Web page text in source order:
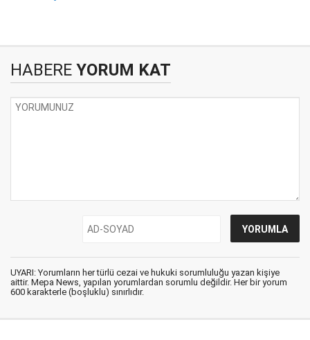
HABERE YORUM KAT
UYARI: Yorumların her türlü cezai ve hukuki sorumluluğu yazan kişiye
aittir. Mepa News, yapılan yorumlardan sorumlu değildir. Her bir yorum
600 karakterle (boşluklu) sınırlıdır.